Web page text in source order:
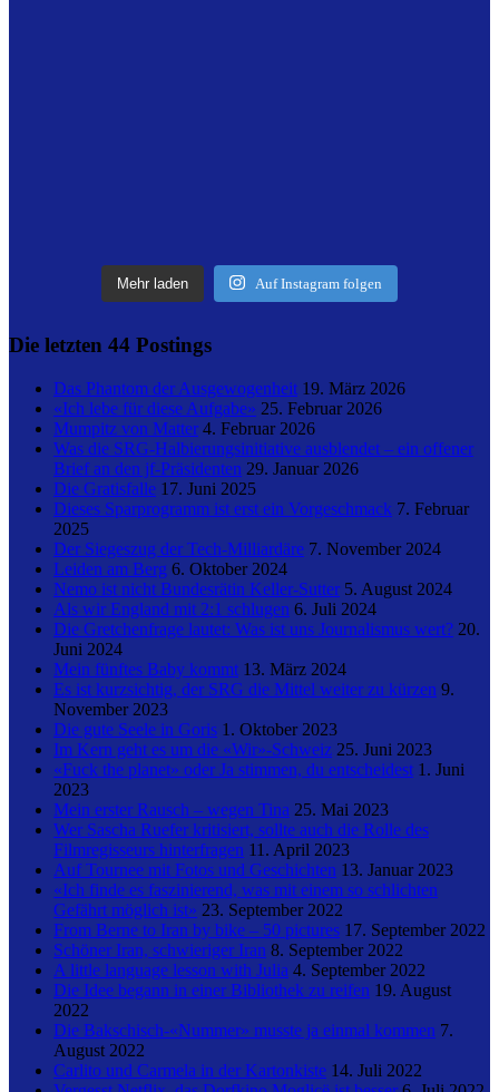
Mehr laden Auf Instagram folgen
Die letzten 44 Postings
Das Phantom der Ausgewogenheit 19. März 2026
«Ich lebe für diese Aufgabe» 25. Februar 2026
Mumpitz von Matter 4. Februar 2026
Was die SRG-Halbierungsinitiative ausblendet – ein offener
Brief an den jf-Präsidenten 29. Januar 2026
Die Gratisfalle 17. Juni 2025
Dieses Sparprogramm ist erst ein Vorgeschmack 7. Februar
2025
Der Siegeszug der Tech-Milliardäre 7. November 2024
Leiden am Berg 6. Oktober 2024
Nemo ist nicht Bundesrätin Keller-Sutter 5. August 2024
Als wir England mit 2:1 schlugen 6. Juli 2024
Die Gretchenfrage lautet: Was ist uns Journalismus wert? 20.
Juni 2024
Mein fünftes Baby kommt 13. März 2024
Es ist kurzsichtig, der SRG die Mittel weiter zu kürzen 9.
November 2023
Die gute Seele in Goris 1. Oktober 2023
Im Kern geht es um die «Wir»-Schweiz 25. Juni 2023
«Fuck the planet» oder Ja stimmen, du entscheidest 1. Juni
2023
Mein erster Rausch – wegen Tina 25. Mai 2023
Wer Sascha Ruefer kritisiert, sollte auch die Rolle des
Filmregisseurs hinterfragen 11. April 2023
Auf Tournee mit Fotos und Geschichten 13. Januar 2023
«Ich finde es faszinierend, was mit einem so schlichten
Gefährt möglich ist» 23. September 2022
From Berne to Iran by bike – 50 pictures 17. September 2022
Schöner Iran, schwieriger Iran 8. September 2022
A little language lesson with Julia 4. September 2022
Die Idee begann in einer Bibliothek zu reifen 19. August
2022
Die Bakschisch-«Nummer» musste ja einmal kommen 7.
August 2022
Carlito und Carmela in der Kartonkiste 14. Juli 2022